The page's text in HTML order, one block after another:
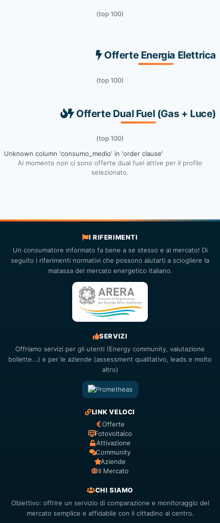
(top 100)
Offerte Energia Elettrica
(top 100)
Offerte Dual Fuel (Gas + Luce)
(top 100)
Unknown column 'consumo_medio' in 'order clause'
Al momento non ci sono offerte dual fuel attive per il profilo
selezionato.
I RIFERIMENTI
Un consumatore informato fa bene a se stesso e al mercato! Di
seguito i riferimenti normativi che possono aiutarti a sciogliere la
matassa del mercato energetico italiano.
SERVIZI
Offriamo servizi per gli utenti (Energy community, valutazione
bollette...) e per le aziende (assessment qualitativo, leads e molto
altro)
LINK VELOCI
Offerte
Fotovoltaico
Attivazione
Community
Aziende
Il Mercato
CHI SIAMO
Obiettivo: offrire un servizio di comparazione e monitoraggio del
mercato semplice e affidabile con il cittadino al centro.